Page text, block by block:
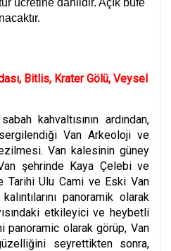
ücretine dahildir. Açık büfe
Bitlis, Krater Gölü, Veysel
kahvaltısının ardından,
Van Arkeoloji ve
Van kalesinin güney
şehrinde Kaya Çelebi ve
Tarihi Ulu Cami ve Eski Van
panoramik olarak
etkileyici ve heybetli
panoramic olarak görüp, Van
seyrettikten sonra,